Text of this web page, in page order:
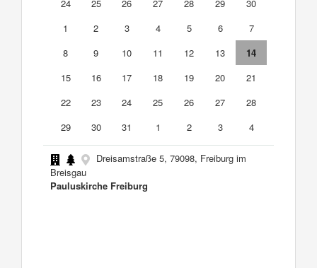
24
25 26 27 28 29
30
1
2 3 4 5 6
7
8
9 10 11 12 13
14
15
16 17 18 19 20
21
22
23 24 25 26 27
28
29
30 31 1 2 3 4
Dreisamstraße 5, 79098, Freiburg im
Breisgau
Pauluskirche Freiburg